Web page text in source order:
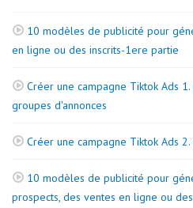
10 modèles de publicité pour
en ligne ou des inscrits-1ere partie
Créer une campagne Tiktok Ads
groupes d'annonces
Créer une campagne Tiktok Ads
10 modèles de publicité pour
prospects, des ventes en ligne ou